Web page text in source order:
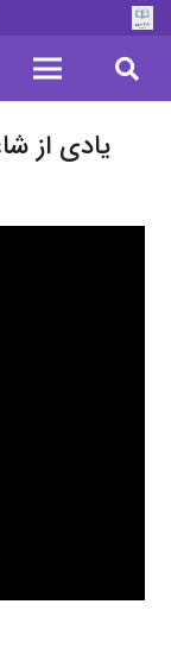
یادی از